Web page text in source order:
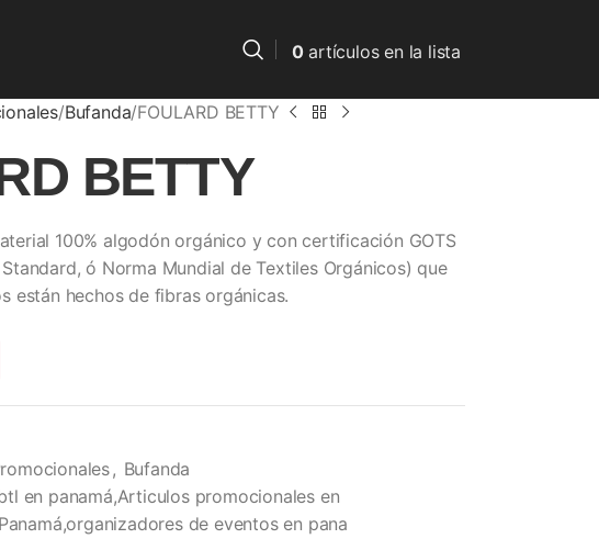
0artículosen la lista
Bufanda FOULARD BETTY
BETTY
100% algodón orgánico y con certificación GOTS
ó Norma Mundial de Textiles Orgánicos) que
están hechos de fibras orgánicas.
, Bufanda
en panamá,Articulos promocionales en
de eventos en pana